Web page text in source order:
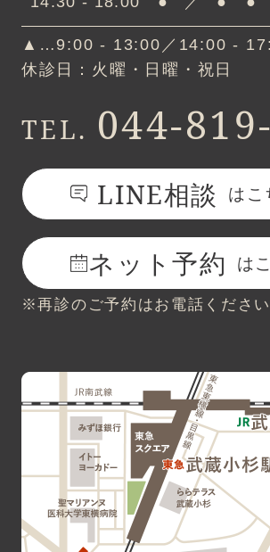
▲…9:00 - 13:00／14:00 -
休診日：火曜・日曜・祝日
TEL. 044-
LINE相談 はこ
ネット予約 は
※再診のご予約はお電話ください